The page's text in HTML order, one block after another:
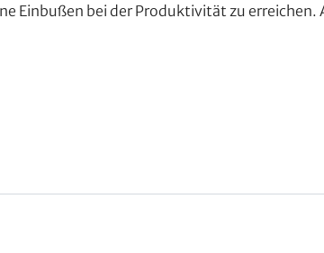
Einbußen bei der Produktivität zu erreichen.